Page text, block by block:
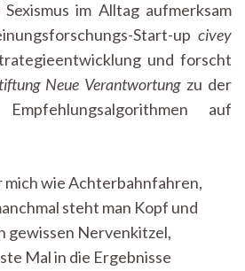
im Alltag aufmerksam
Start-up civey
und forscht
Neue Verantwortungzu der
auf
mich wie Achterbahnfahren,
steht man Kopf und
gewissen Nervenkitzel,
Mal in die Ergebnisse